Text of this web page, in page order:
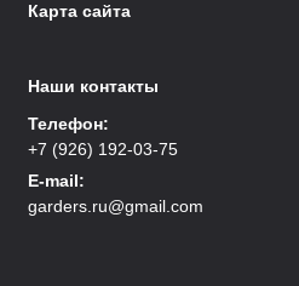
Карта сайта
Наши контакты
Телефон:
+7 (926) 192-03-75
E-mail:
garders.ru@gmail.com